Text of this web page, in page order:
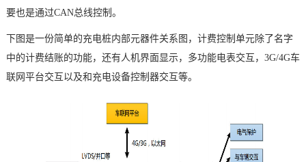
要也是通过CAN总线控制。
下图是一份简单的充电桩内部元器件关系图，计费控制单元除了名字
中的计费结账的功能，还有人机界面显示，多功能电表交互，3G/4G车
联网 平台交互以及和充电设备控制器交互等。